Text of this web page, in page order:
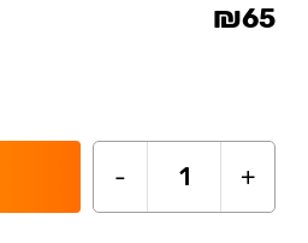
₪65
+
1
-